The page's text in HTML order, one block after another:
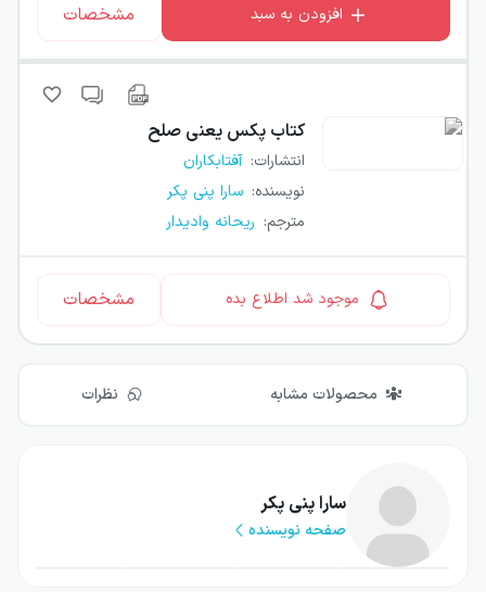
افزودن به سبد مشخصات
کتاب پکس یعنی صلح
انتشارات: آفتابکاران
نویسنده: سارا پنی پکر
مترجم: ریحانه وادیدار
موجود شد اطلاع بده مشخصات
محصولات مشابه نظرات
سارا پنی پکر
صفحه نویسنده